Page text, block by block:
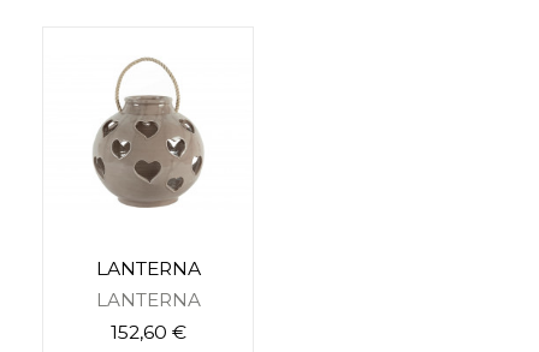
LANTERNA
LANTERNA
152,60 €